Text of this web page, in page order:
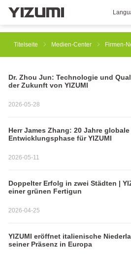
Lösungen für den 3D-Druck
Thixomolding Lösungen
Lösungen für Smart
ÜBER UNS YIZUMI
Titelseite
Medien-Center Firmen-
Dr. Zhou Jun: Technologie und
der Zukunft von YIZUMI
2026-05-28
Herr James Zhang: 20 Jahre
Entwicklungsphase für YIZUMI
2026-05-11
Doppelter Erfolg in zwei Städten |
einer grünen Fertigun
2026-04-25
YIZUMI eröffnet italienische
seiner Präsenz in Europa